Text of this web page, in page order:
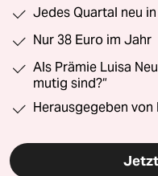
Jedes Quartal neu
Nur 38 Euro im Jahr
Als Prämie Luisa
mutig sind?“
Herausgegeben von